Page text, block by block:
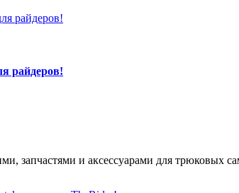
райдеров!
запчастями и аксессуарами для трюковых